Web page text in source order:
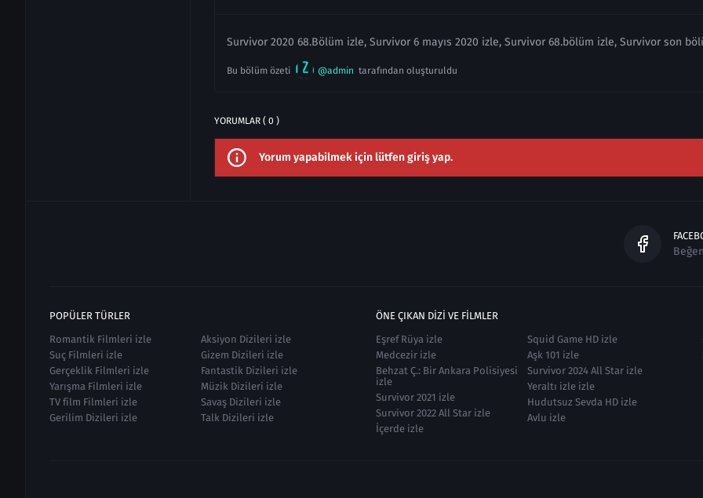
Survivor 2020 68.Bölüm izle, Survivor 6 mayıs 2020 izle, Survivor 68.bölüm izle, Survivor son
Bu bölüm özeti @admin tarafından oluşturuldu
YORUMLAR ( 0 )
Yorum yapabilmek için lütfen giriş yap.
Beğen
POPÜLER TÜRLER
Romantik Filmleri izle
Suç Filmleri izle
Gerçeklik Filmleri izle
Yarışma Filmleri izle
TV film Filmleri izle
Gerilim Dizileri izle
Aksiyon Dizileri izle
Gizem Dizileri izle
Fantastik Dizileri izle
Müzik Dizileri izle
Savaş Dizileri izle
Talk Dizileri izle
ÖNE ÇIKAN DIZI VE FILMLER
Eşref Rüya izle
Medcezir izle
Behzat Ç.: Bir Ankara Polisiyesi
izle
Survivor 2021 izle
Survivor 2022 All Star izle
İçerde izle
Squid Game HD izle
Aşk 101 izle
Survivor 2024 All Star izle
Yeraltı izle izle
Hudutsuz Sevda HD izle
Avlu izle